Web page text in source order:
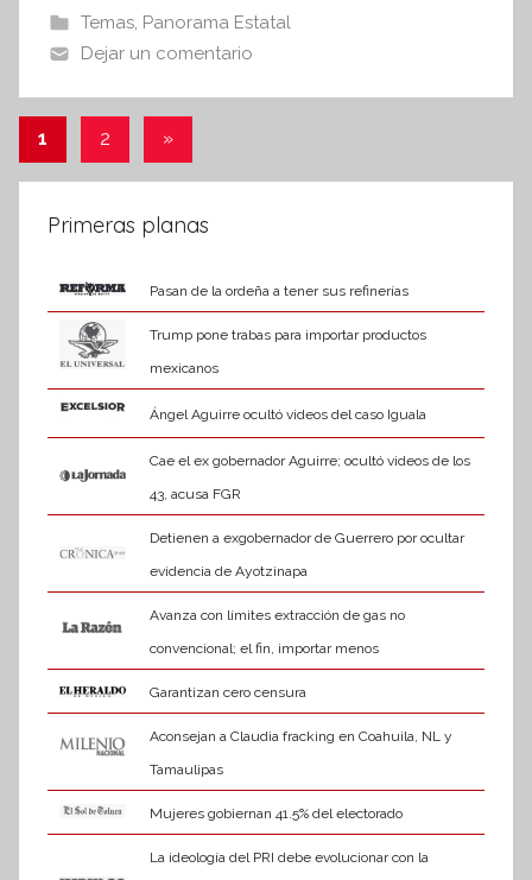
I
m
a
b
o
o
k
A
p
p
Temas, Panorama Estatal
Dejar un comentario
Paginación
de
entradas
1 2
Entradas
siguientes
»
Primeras planas
Pasan de la ordeña a tener sus refinerías
Trump pone trabas para importar productos
mexicanos
Ángel Aguirre ocultó videos del caso Iguala
Cae el ex gobernador Aguirre; ocultó videos de los
43, acusa FGR
Detienen a exgobernador de Guerrero por ocultar
evidencia de Ayotzinapa
Avanza con límites extracción de gas no
convencional; el fin, importar menos
Garantizan cero censura
Aconsejan a Claudia fracking en Coahuila, NL y
Tamaulipas
Mujeres gobiernan 41.5% del electorado
La ideología del PRI debe evolucionar con la